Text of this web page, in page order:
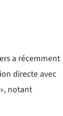
a récemment
directe avec
notant